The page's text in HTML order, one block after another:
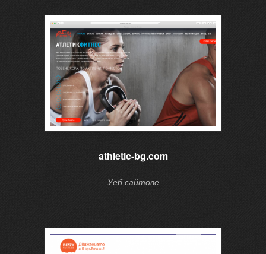
athletic-bg.com
Уеб сайтове